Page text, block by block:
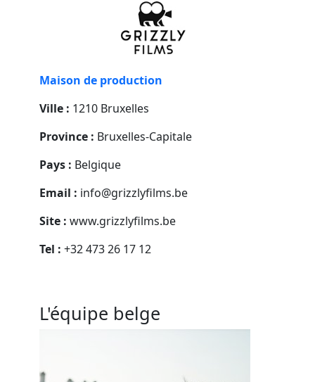
Maison de production
Ville : 1210 Bruxelles
Province : Bruxelles-Capitale
Pays : Belgique
Email : info@grizzlyfilms.be
Site : www.grizzlyfilms.be
Tel : +32 473 26 17 12
L'équipe belge